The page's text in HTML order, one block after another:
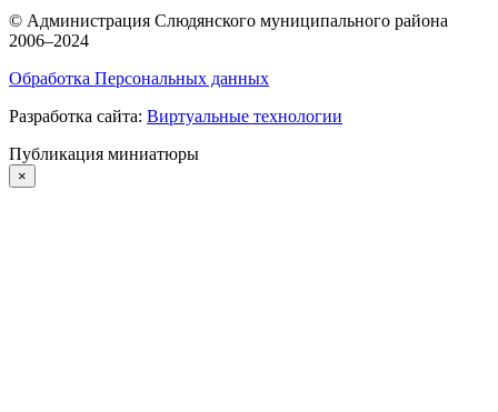
© Администрация Слюдянского муниципального района
2006–2024
Обработка Персональных данных
Разработка сайта: Виртуальные технологии
Публикация миниатюры
×